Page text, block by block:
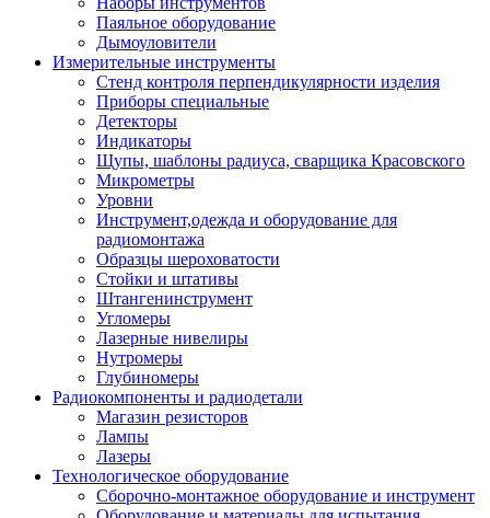
Паяльное оборудование
Дымоуловители
Измерительные инструменты
Стенд контроля перпендикулярности изделия
Приборы специальные
Детекторы
Индикаторы
Щупы, шаблоны радиуса, сварщика Красовского
Микрометры
Уровни
Инструмент,одежда и оборудование для
радиомонтажа
Образцы шероховатости
Стойки и штативы
Штангенинструмент
Угломеры
Лазерные нивелиры
Нутромеры
Глубиномеры
Радиокомпоненты и радиодетали
Магазин резисторов
Лампы
Лазеры
Технологическое оборудование
Сборочно-монтажное оборудование и инструмент